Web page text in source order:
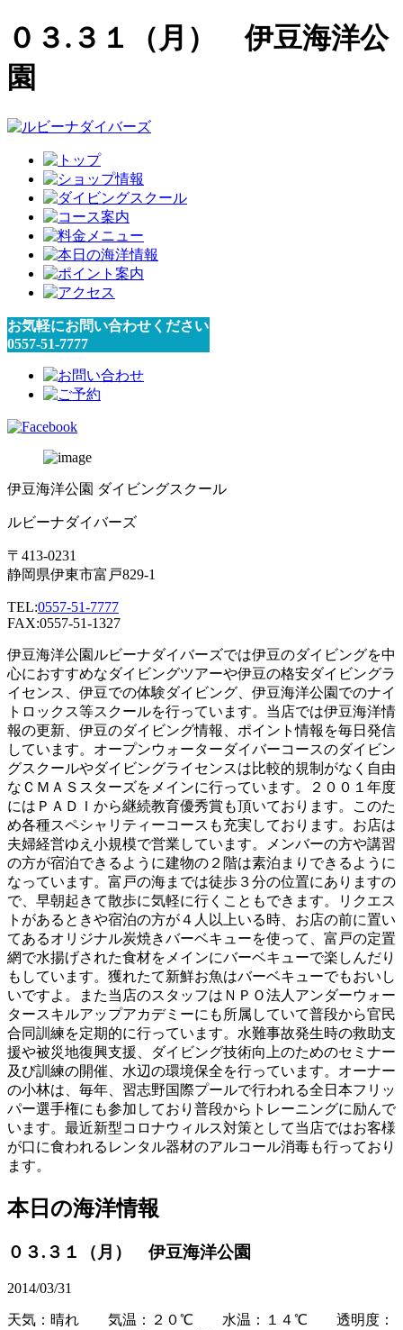
０３.３１（月） 伊豆海洋公
園
お気軽にお問い合わせください
0557-51-7777
伊豆海洋公園 ダイビングスクール
ルビーナダイバーズ
〒413-0231
静岡県伊東市富戸829-1
TEL:0557-51-7777
FAX:0557-51-1327
伊豆海洋公園ルビーナダイバーズでは伊豆のダイビングを中
心におすすめなダイビングツアーや伊豆の格安ダイビングラ
イセンス、伊豆での体験ダイビング、伊豆海洋公園でのナイ
トロックス等スクールを行っています。当店では伊豆海洋情
報の更新、伊豆のダイビング情報、ポイント情報を毎日発信
しています。オープンウォーターダイバーコースのダイビン
グスクールやダイビングライセンスは比較的規制がなく自由
なＣＭＡＳスターズをメインに行っています。２００１年度
にはＰＡＤＩから継続教育優秀賞も頂いております。このた
め各種スペシャリティーコースも充実しております。お店は
夫婦経営ゆえ小規模で営業しています。メンバーの方や講習
の方が宿泊できるように建物の２階は素泊まりできるように
なっています。富戸の海までは徒歩３分の位置にありますの
で、早朝起きて散歩に気軽に行くこともできます。リクエス
トがあるときや宿泊の方が４人以上いる時、お店の前に置い
てあるオリジナル炭焼きバーベキューを使って、富戸の定置
網で水揚げされた食材をメインにバーベキューで楽しんだり
もしています。獲れたて新鮮お魚はバーベキューでもおいし
いですよ。また当店のスタッフはＮＰＯ法人アンダーウォー
タースキルアップアカデミーにも所属していて普段から官民
合同訓練を定期的に行っています。水難事故発生時の救助支
援や被災地復興支援、ダイビング技術向上のためのセミナー
及び訓練の開催、水辺の環境保全を行っています。オーナー
の小林は、毎年、習志野国際プールで行われる全日本フリッ
パー選手権にも参加しており普段からトレーニングに励んで
います。最近新型コロナウィルス対策として当店ではお客様
が口に食われるレンタル器材のアルコール消毒も行っており
ます。
本日の海洋情報
０３.３１（月） 伊豆海洋公園
2014/03/31
天気：晴れ 気温：２０℃ 水温：１４℃ 透明度：